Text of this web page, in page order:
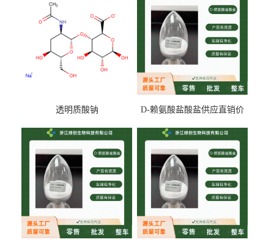
透明质酸钠
D-赖氨酸盐酸盐供应直销价